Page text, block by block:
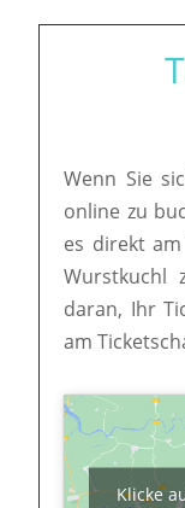
Wenn Sie
online zu
es direkt
Wurstkuchl
daran, Ihr
am
Klicke